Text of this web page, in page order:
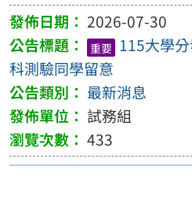
2026-07-30
重要 115大學
科測驗同學留意
最新消息
試務組
433